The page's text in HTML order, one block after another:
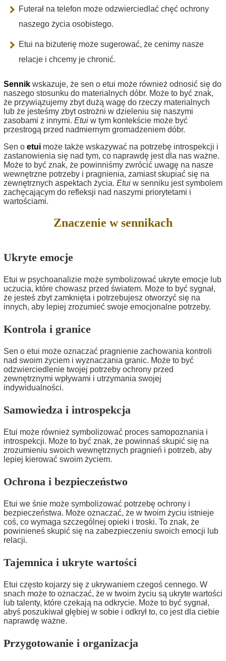
Futerał na telefon może odzwierciedlać chęć ochrony
naszego życia osobistego.
Etui na biżuterię może sugerować, że cenimy nasze
relacje i chcemy je chronić.
Sennik wskazuje, że sen o etui może również odnosić się do
naszego stosunku do materialnych dóbr. Może to być znak,
że przywiązujemy zbyt dużą wagę do rzeczy materialnych
lub że jesteśmy zbyt ostrożni w dzieleniu się naszymi
zasobami z innymi. Etui w tym kontekście może być
przestrogą przed nadmiernym gromadzeniem dóbr.
Sen o etui może także wskazywać na potrzebę introspekcji i
zastanowienia się nad tym, co naprawdę jest dla nas ważne.
Może to być znak, że powinniśmy zwrócić uwagę na nasze
wewnętrzne potrzeby i pragnienia, zamiast skupiać się na
zewnętrznych aspektach życia. Etui w senniku jest symbolem
zachęcającym do refleksji nad naszymi priorytetami i
wartościami.
Znaczenie w sennikach
Ukryte emocje
Etui w psychoanalizie może symbolizować ukryte emocje lub
uczucia, które chowasz przed światem. Może to być sygnał,
że jesteś zbyt zamknięta i potrzebujesz otworzyć się na
innych, aby lepiej zrozumieć swoje emocjonalne potrzeby.
Kontrola i granice
Sen o etui może oznaczać pragnienie zachowania kontroli
nad swoim życiem i wyznaczania granic. Może to być
odzwierciedlenie twojej potrzeby ochrony przed
zewnętrznymi wpływami i utrzymania swojej
indywidualności.
Samowiedza i introspekcja
Etui może również symbolizować proces samopoznania i
introspekcji. Może to być znak, że powinnaś skupić się na
zrozumieniu swoich wewnętrznych pragnień i potrzeb, aby
lepiej kierować swoim życiem.
Ochrona i bezpieczeństwo
Etui we śnie może symbolizować potrzebę ochrony i
bezpieczeństwa. Może oznaczać, że w twoim życiu istnieje
coś, co wymaga szczególnej opieki i troski. To znak, że
powinieneś skupić się na zabezpieczeniu swoich emocji lub
relacji.
Tajemnica i ukryte wartości
Etui często kojarzy się z ukrywaniem czegoś cennego. W
snach może to oznaczać, że w twoim życiu są ukryte wartości
lub talenty, które czekają na odkrycie. Może to być sygnał,
abyś poszukiwał głębiej w sobie i odkrył to, co jest dla ciebie
naprawdę ważne.
Przygotowanie i organizacja